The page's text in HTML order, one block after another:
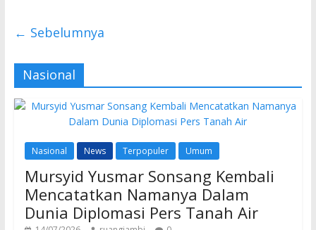
← Sebelumnya
Nasional
Nasional News Terpopuler Umum
Mursyid Yusmar Sonsang Kembali
Mencatatkan Namanya Dalam
Dunia Diplomasi Pers Tanah Air